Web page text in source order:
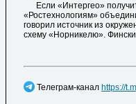
Если «Интергео»
«Ростехнологиям»
говорил источник из
схему «Норникелю».
Телеграм-канал https://